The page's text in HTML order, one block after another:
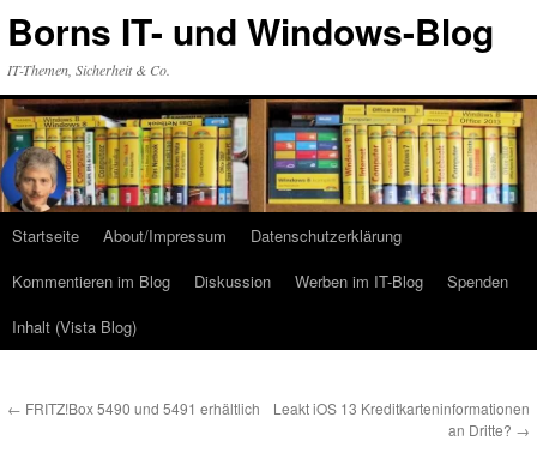
Inhalt
Borns IT- und Windows-Blog
IT-Themen, Sicherheit & Co.
Startseite About/Impressum
Datenschutzerklärung
Kommentieren im Blog
Diskussion Werben im IT-Blog
Spenden
Inhalt (Vista Blog)
← FRITZ!Box 5490 und 5491 erhältlich
Leakt iOS 13 Kreditkarteninformationen
an Dritte? →